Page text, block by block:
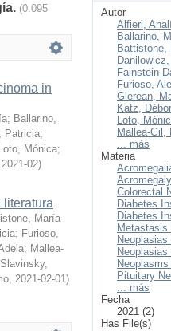
(0.095
in
; Ballarino,
Patricia;
Loto, Mónica;
2021-02)
literatura
María
; Furioso,
; Mallea-
Slavinsky,
, 2021-02-01)
Autor
Alfieri,
Ballarino,
Battistone,
Fainstein
Furioso,
Glerean,
Katz,
Loto,
Mallea-Gil,
... más
Materia
Colorectal
Diabetes
Diabetes
Metastasis
Neoplasms
Pituitary
... más
Fecha
2021 (2)
Has File(s)